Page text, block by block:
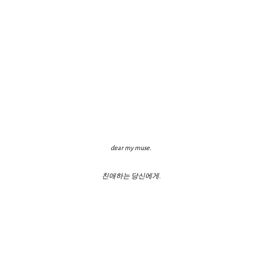
dear my muse.
친애하는 당신에게.